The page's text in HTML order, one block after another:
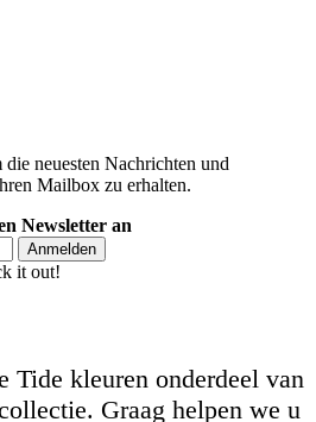
neuesten Nachrichten und
Mailbox zu erhalten.
Newsletter an
Anmelden
it out!
Tide kleuren onderdeel van
Graag helpen we u